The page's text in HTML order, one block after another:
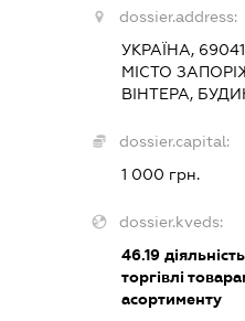
dossier.address:
УКРАЇНА,
МІСТО
ВІНТЕРА,
dossier.capital:
1 000 грн.
dossier.kveds:
46.19
торгівлі
асортименту